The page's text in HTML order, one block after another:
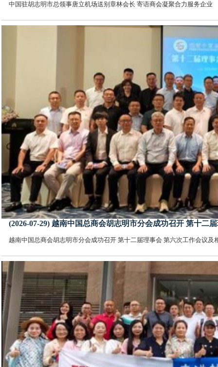
中国驻胡志明市总领事唐立机场送别章林会长 寄语商会凝聚合力服务企业
(2026-07-29) 越南中国总商会胡志明市分会成功召开 第十二
越南中国总商会胡志明市分会成功召开 第十二届理事会 第六次工作会议